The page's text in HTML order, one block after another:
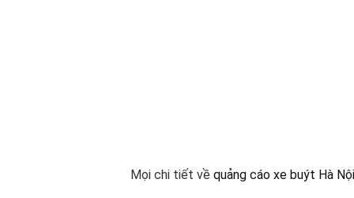
Mọi chi tiết về quảng cáo xe buýt Hà Nội